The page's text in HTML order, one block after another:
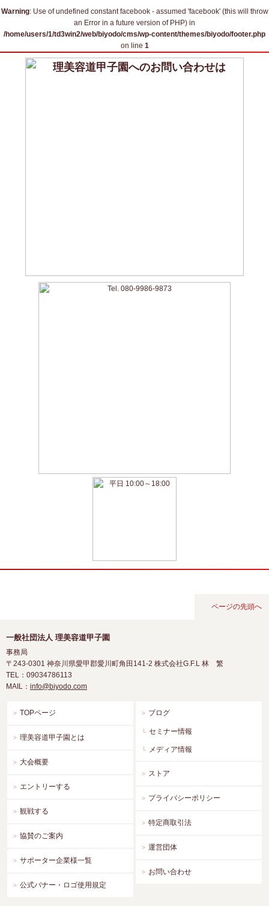
Warning: Use of undefined constant facebook - assumed 'facebook' (this will throw
an Error in a future version of PHP) in
/home/users/1/td3win2/web/biyodo/cms/wp-content/themes/biyodo/footer.php
on line 1
ページの先頭へ
一般社団法人 理美容道甲子園
事務局
〒243-0301 神奈川県愛甲郡愛川町角田141-2 株式会社G.F.L 林 繁
TEL：09034786113
MAIL： info@biyodo.com
TOPページ
理美容道甲子園とは
大会概要
エントリーする
観戦する
協賛のご案内
サポーター企業様一覧
公式バナー・ロゴ使用規定
ブログ
セミナー情報
メディア情報
ストア
プライバシーポリシー
特定商取引法
運営団体
お問い合わせ